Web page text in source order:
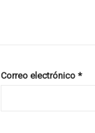
Correo electrónico *